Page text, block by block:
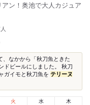
ン！奥池で大人カジュア
人
、なかから「秋刀魚ときた
ドビールにしました。 秋刀
ガイモと秋刀魚を テリーヌ
火 水 木